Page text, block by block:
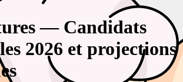
— Candidats
2026 et projections